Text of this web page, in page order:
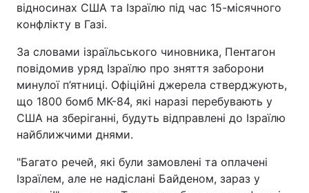
відносинах США та Ізраїлю під час 15-місячного
конфлікту в Газі.
За словами ізраїльського чиновника, Пентагон
повідомив уряд Ізраїлю про зняття заборони
минулої п’ятниці. Офіційні джерела стверджують,
що 1800 бомб MK-84, які наразі перебувають у
США на зберіганні, будуть відправлені до Ізраїлю
найближчими днями.
"Багато речей, які були замовлені та оплачені
Ізраїлем, але не надіслані Байденом, зараз у